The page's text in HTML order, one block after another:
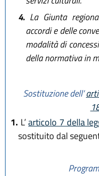
4.La Giunta
accordi e delle
modalità di
della normativa in
Sostituzione dell’
1. L’articolo 7 della
sostituito dal